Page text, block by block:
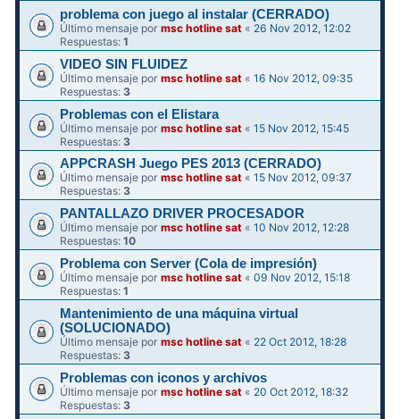
problema con juego al instalar (CERRADO)
Último mensaje pormsc hotline sat « 26 Nov 2012, 12:02
Respuestas:1
VIDEO SIN FLUIDEZ
Último mensaje pormsc hotline sat «16 Nov 2012, 09:35
Respuestas:3
Problemas con el Elistara
Último mensaje pormsc hotline sat «15 Nov 2012, 15:45
Respuestas: 3
APPCRASH Juego PES 2013 (CERRADO)
Último mensaje pormsc hotline sat «15 Nov 2012, 09:37
Respuestas:3
PANTALLAZO DRIVER PROCESADOR
Último mensaje pormsc hotline sat «10 Nov 2012, 12:28
Respuestas:10
Problema con Server (Cola de impresión)
Último mensaje pormsc hotline sat «09 Nov 2012, 15:18
Respuestas:1
Mantenimiento de una máquina virtual
(SOLUCIONADO)
Último mensaje pormsc hotline sat « 22 Oct 2012, 18:28
Respuestas: 3
Problemas con iconos y archivos
Último mensaje pormsc hotline sat « 20 Oct 2012, 18:32
Respuestas:3